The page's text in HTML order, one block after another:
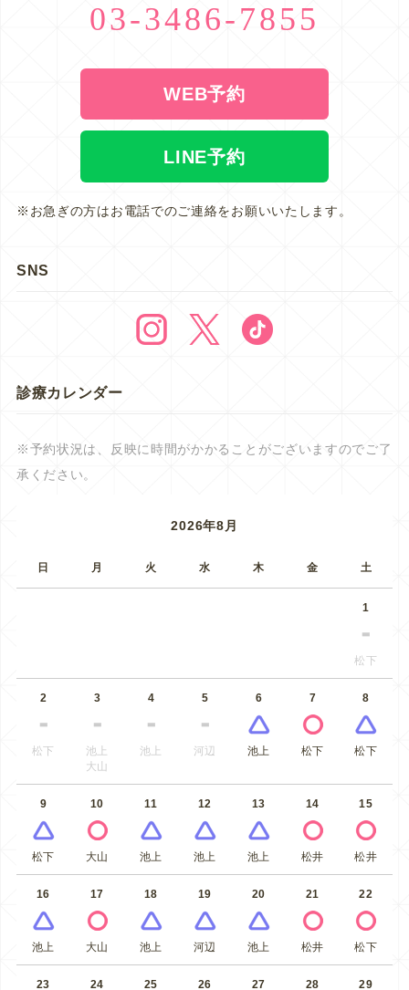
03-3486-7855
WEB予約
LINE予約
※お急ぎの方はお電話でのご連絡をお願いいたします。
SNS
診療カレンダー
※予約状況は、反映に時間がかかることがございますのでご了
承ください。
2026年8月
日 月 火 水 木 金 土
1
松下
2
松下
3
池上
大山
4
池上
5
河辺
6
池上
7
松下
8
松下
9
松下
10
大山
11
池上
12
池上
13
池上
14
松井
15
松井
16
池上
17
大山
18
池上
19
河辺
20
池上
21
松井
22
松下
23 24 25 26 27 28 29